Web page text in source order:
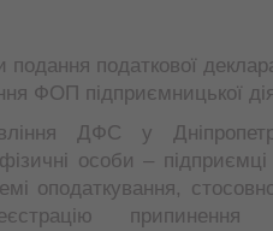
подання податкової
ФОП підприємницької
ДФС у
особи –
оподаткування,
припинення